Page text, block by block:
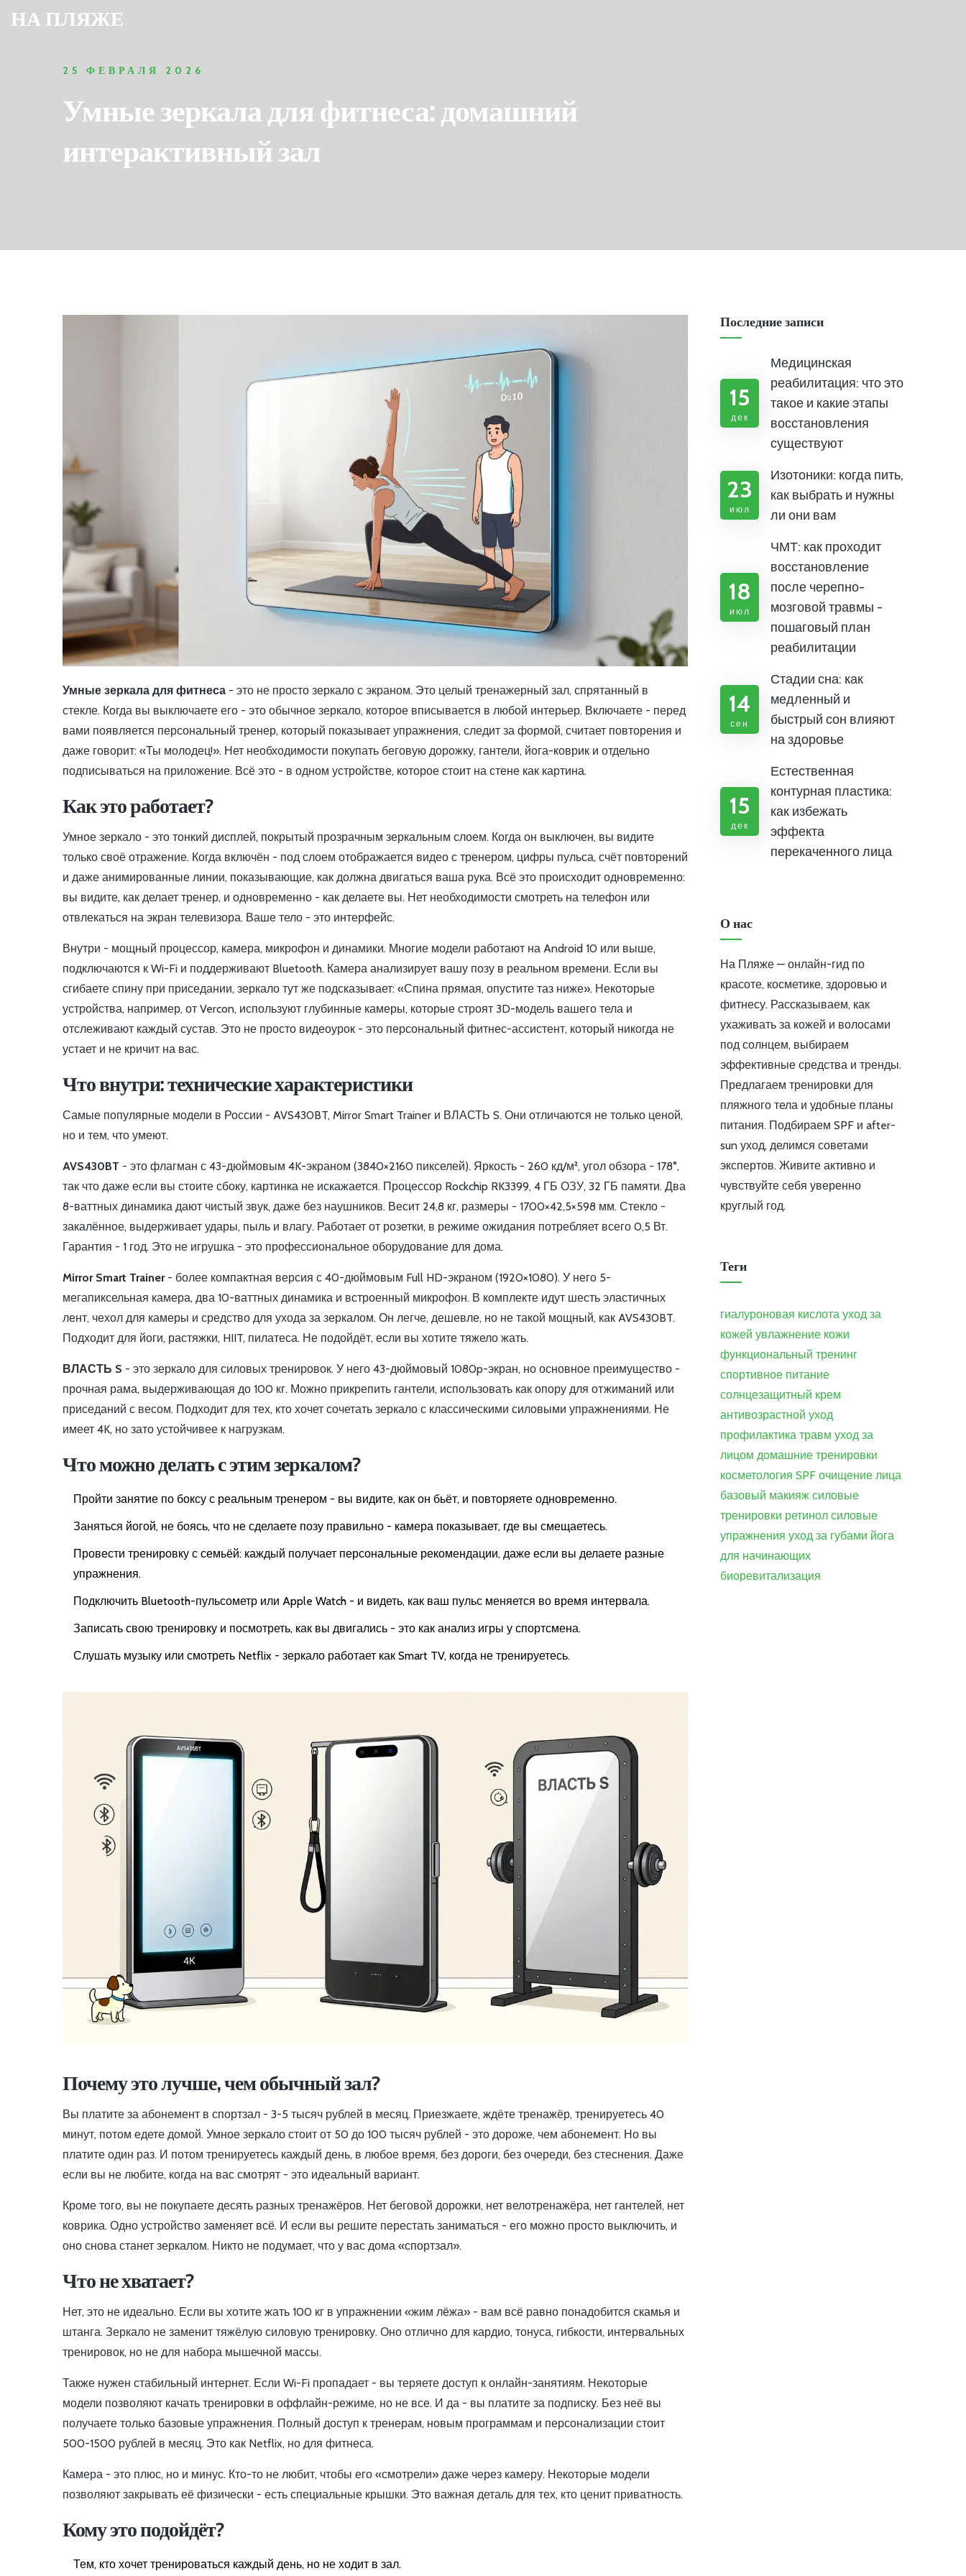
НА ПЛЯЖЕ
25 ФЕВРАЛЯ 2026
Умные зеркала для фитнеса: домашний
интерактивный зал
Умные зеркала для фитнеса - это не просто зеркало с экраном. Это целый тренажерный зал, спрятанный в
стекле. Когда вы выключаете его - это обычное зеркало, которое вписывается в любой интерьер. Включаете - перед
вами появляется персональный тренер, который показывает упражнения, следит за формой, считает повторения и
даже говорит: «Ты молодец!». Нет необходимости покупать беговую дорожку, гантели, йога-коврик и отдельно
подписываться на приложение. Всё это - в одном устройстве, которое стоит на стене как картина.
Как это работает?
Умное зеркало - это тонкий дисплей, покрытый прозрачным зеркальным слоем. Когда он выключен, вы видите
только своё отражение. Когда включён - под слоем отображается видео с тренером, цифры пульса, счёт повторений
и даже анимированные линии, показывающие, как должна двигаться ваша рука. Всё это происходит одновременно:
вы видите, как делает тренер, и одновременно - как делаете вы. Нет необходимости смотреть на телефон или
отвлекаться на экран телевизора. Ваше тело - это интерфейс.
Внутри - мощный процессор, камера, микрофон и динамики. Многие модели работают на Android 10 или выше,
подключаются к Wi-Fi и поддерживают Bluetooth. Камера анализирует вашу позу в реальном времени. Если вы
сгибаете спину при приседании, зеркало тут же подсказывает: «Спина прямая, опустите таз ниже». Некоторые
устройства, например, от Vercon, используют глубинные камеры, которые строят 3D-модель вашего тела и
отслеживают каждый сустав. Это не просто видеоурок - это персональный фитнес-ассистент, который никогда не
устает и не кричит на вас.
Что внутри: технические характеристики
Самые популярные модели в России - AVS430BT, Mirror Smart Trainer и ВЛАСТЬ S. Они отличаются не только ценой,
но и тем, что умеют.
AVS430BT - это флагман с 43-дюймовым 4K-экраном (3840×2160 пикселей). Яркость - 260 кд/м², угол обзора - 178°,
так что даже если вы стоите сбоку, картинка не искажается. Процессор Rockchip RK3399, 4 ГБ ОЗУ, 32 ГБ памяти. Два
8-ваттных динамика дают чистый звук, даже без наушников. Весит 24,8 кг, размеры - 1700×42,5×598 мм. Стекло -
закалённое, выдерживает удары, пыль и влагу. Работает от розетки, в режиме ожидания потребляет всего 0,5 Вт.
Гарантия - 1 год. Это не игрушка - это профессиональное оборудование для дома.
Mirror Smart Trainer- более компактная версия с 40-дюймовым Full HD-экраном (1920×1080). У него 5-
мегапиксельная камера, два 10-ваттных динамика и встроенный микрофон. В комплекте идут шесть эластичных
лент, чехол для камеры и средство для ухода за зеркалом. Он легче, дешевле, но не такой мощный, как AVS430BT.
Подходит для йоги, растяжки, HIIT, пилатеса. Не подойдёт, если вы хотите тяжело жать.
ВЛАСТЬ S - это зеркало для силовых тренировок. У него 43-дюймовый 1080p-экран, но основное преимущество -
прочная рама, выдерживающая до 100 кг. Можно прикрепить гантели, использовать как опору для отжиманий или
приседаний с весом. Подходит для тех, кто хочет сочетать зеркало с классическими силовыми упражнениями. Не
имеет 4K, но зато устойчивее к нагрузкам.
Что можно делать с этим зеркалом?
Пройти занятие по боксу с реальным тренером - вы видите, как он бьёт, и повторяете одновременно.
Заняться йогой, не боясь, что не сделаете позу правильно - камера показывает, где вы смещаетесь.
Провести тренировку с семьёй: каждый получает персональные рекомендации, даже если вы делаете разные
упражнения.
Подключить Bluetooth-пульсометр или Apple Watch - и видеть, как ваш пульс меняется во время интервала.
Записать свою тренировку и посмотреть, как вы двигались - это как анализ игры у спортсмена.
Слушать музыку или смотреть Netflix - зеркало работает как Smart TV, когда не тренируетесь.
Почему это лучше, чем обычный зал?
Вы платите за абонемент в спортзал - 3-5 тысяч рублей в месяц. Приезжаете, ждёте тренажёр, тренируетесь 40
минут, потом едете домой. Умное зеркало стоит от 50 до 100 тысяч рублей - это дороже, чем абонемент. Но вы
платите один раз. И потом тренируетесь каждый день, в любое время, без дороги, без очереди, без стеснения. Даже
если вы не любите, когда на вас смотрят - это идеальный вариант.
Кроме того, вы не покупаете десять разных тренажёров. Нет беговой дорожки, нет велотренажёра, нет гантелей, нет
коврика. Одно устройство заменяет всё. И если вы решите перестать заниматься - его можно просто выключить, и
оно снова станет зеркалом. Никто не подумает, что у вас дома «спортзал».
Что не хватает?
Нет, это не идеально. Если вы хотите жать 100 кг в упражнении «жим лёжа» - вам всё равно понадобится скамья и
штанга. Зеркало не заменит тяжёлую силовую тренировку. Оно отлично для кардио, тонуса, гибкости, интервальных
тренировок, но не для набора мышечной массы.
Также нужен стабильный интернет. Если Wi-Fi пропадает - вы теряете доступ к онлайн-занятиям. Некоторые
модели позволяют качать тренировки в оффлайн-режиме, но не все. И да - вы платите за подписку. Без неё вы
получаете только базовые упражнения. Полный доступ к тренерам, новым программам и персонализации стоит
500-1500 рублей в месяц. Это как Netflix, но для фитнеса.
Камера - это плюс, но и минус. Кто-то не любит, чтобы его «смотрели» даже через камеру. Некоторые модели
позволяют закрывать её физически - есть специальные крышки. Это важная деталь для тех, кто ценит приватность.
Кому это подойдёт?
Тем, кто хочет тренироваться каждый день, но не ходит в зал.
Последние записи
15
дек
Медицинская
реабилитация: что это
такое и какие этапы
восстановления
существуют
23
июл
Изотоники: когда пить,
как выбрать и нужны
ли они вам
18
июл
ЧМТ: как проходит
восстановление
после черепно-
мозговой травмы -
пошаговый план
реабилитации
14
сен
Стадии сна: как
медленный и
быстрый сон влияют
на здоровье
15
дек
Естественная
контурная пластика:
как избежать
эффекта
перекаченного лица
О нас
На Пляже — онлайн-гид по
красоте, косметике, здоровью и
фитнесу. Рассказываем, как
ухаживать за кожей и волосами
под солнцем, выбираем
эффективные средства и тренды.
Предлагаем тренировки для
пляжного тела и удобные планы
питания. Подбираем SPF и after-
sun уход, делимся советами
экспертов. Живите активно и
чувствуйте себя уверенно
круглый год.
Теги
гиалуроновая кислота уход за
кожей увлажнение кожи
функциональный тренинг
спортивное питание
солнцезащитный крем
антивозрастной уход
профилактика травм уход за
лицом домашние тренировки
косметология SPF очищение лица
базовый макияж силовые
тренировки ретинол силовые
упражнения уход за губами йога
для начинающих
биоревитализация